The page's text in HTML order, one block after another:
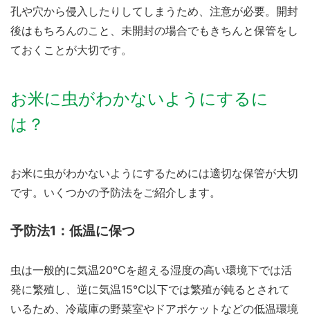
孔や穴から侵入したりしてしまうため、注意が必要。開封
後はもちろんのこと、未開封の場合でもきちんと保管をし
ておくことが大切です。
お米に虫がわかないようにするに
は？
お米に虫がわかないようにするためには適切な保管が大切
です。いくつかの予防法をご紹介します。
予防法1：低温に保つ
虫は一般的に気温20℃を超える湿度の高い環境下では活
発に繁殖し、逆に気温15℃以下では繁殖が鈍るとされて
いるため、冷蔵庫の野菜室やドアポケットなどの低温環境